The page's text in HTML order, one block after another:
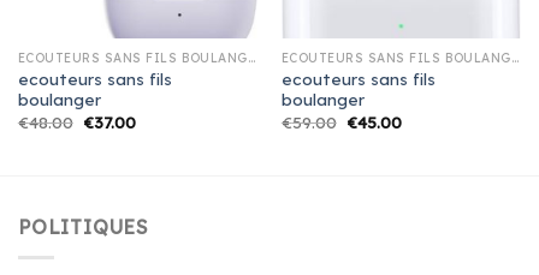
ECOUTEURS SANS FILS BOULANGER
ecouteurs sans fils
boulanger
€48.00 €37.00
ECOUTEURS SANS FILS BOULANGER
ecouteurs sans fils
boulanger
€59.00 €45.00
POLITIQUES